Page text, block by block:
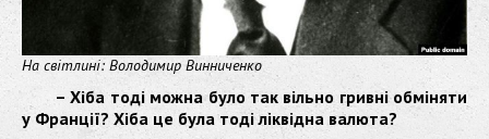
На світлині: Володимир Винниченко
– Хіба тоді можна було так вільно гривні обміняти
у Франції? Хіба це була тоді ліквідна валюта?